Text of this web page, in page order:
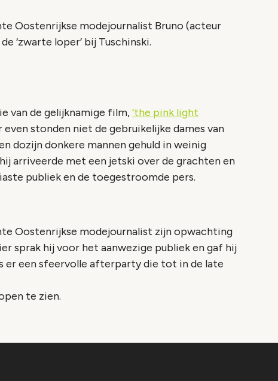
Oostenrijkse modejournalist Bruno (acteur
‘zwarte loper’ bij Tuschinski.
van de gelijknamige film,‘the pink light
stonden niet de gebruikelijke dames van
dozijn donkere mannen gehuld in weinig
arriveerde met een jetski over de grachten en
publiek en de toegestroomde pers.
Oostenrijkse modejournalist zijn opwachting
sprak hij voor het aanwezige publiek en gaf hij
er een sfeervolle afterparty die tot in de late
te zien.